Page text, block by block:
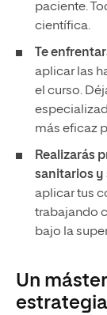
paciente.
científica.
Te
aplicar las
el curso.
más eficaz
Realizarás
sanitarios y
aplicar tus
trabajando
bajo la
Un